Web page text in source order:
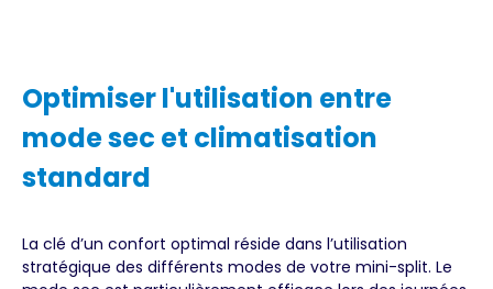
Optimiser l'utilisation entre
mode sec et climatisation
standard
La clé d’un confort optimal réside dans l’utilisation
stratégique des différents modes de votre mini-split. Le